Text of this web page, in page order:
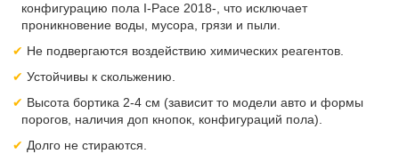
конфигурацию пола I-Pace 2018-, что исключает
проникновение воды, мусора, грязи и пыли.
Не подвергаются воздействию химических реагентов.
Устойчивы к скольжению.
Высота бортика 2-4 см (зависит то модели авто и формы
порогов, наличия доп кнопок, конфигураций пола).
Долго не стираются.